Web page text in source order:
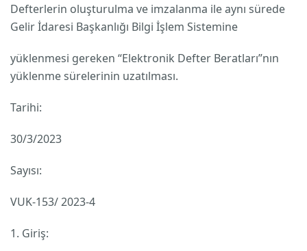
Defterlerin oluşturulma ve imzalanma ile aynı sürede
Gelir İdaresi Başkanlığı Bilgi İşlem Sistemine
yüklenmesi gereken “Elektronik Defter Beratları”nın
yüklenme sürelerinin uzatılması.
Tarihi:
30/3/2023
Sayısı:
VUK-153/ 2023-4
1. Giriş: